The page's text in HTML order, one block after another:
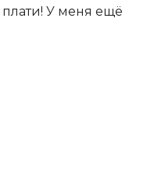
У меня ещё